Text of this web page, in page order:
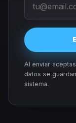
Al enviar
datos se
sistema.